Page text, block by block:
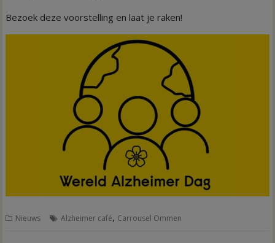
Bezoek deze voorstelling en laat je raken!
Nieuws Alzheimer café, Carrousel Ommen